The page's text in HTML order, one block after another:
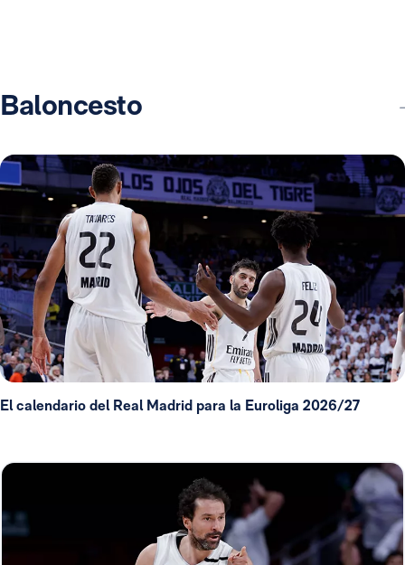
Baloncesto
El calendario del Real Madrid para la Euroliga 2026/27